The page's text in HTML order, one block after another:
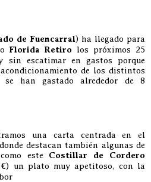
de Fuencarral) ha llegado para
Florida Retiro los próximos 25
sin escatimar en gastos porque
de los distintos
se han gastado alrededor de 8
una carta centrada en el
destacan también algunas de
como este Costillar de Cordero
un plato muy apetitoso, con la